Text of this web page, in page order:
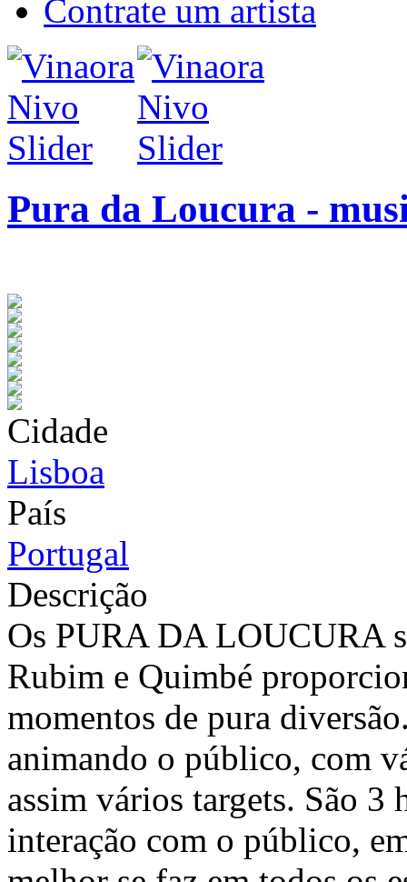
Contrate um artista
Pura da Loucura -
Cidade
Lisboa
País
Portugal
Descrição
Os PURA DA LOUCURA
Rubim e Quimbé
momentos de pura
animando o público, com
assim vários targets. São 3
interação com o público,